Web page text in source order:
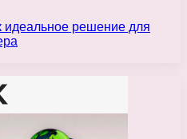
идеальное решение для